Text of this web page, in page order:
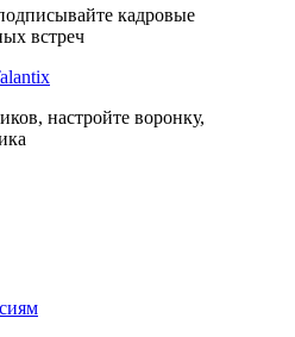
кадровые
встреч
настройте воронку,